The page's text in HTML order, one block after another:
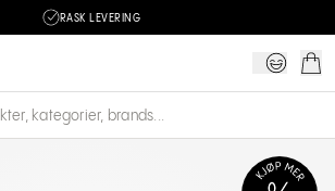
RASK LEVERING